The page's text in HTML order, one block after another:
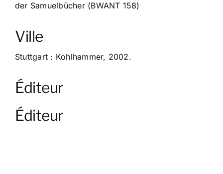
der Samuelbücher (BWANT 158)
Ville
Stuttgart : Kohlhammer, 2002.
Éditeur
Éditeur